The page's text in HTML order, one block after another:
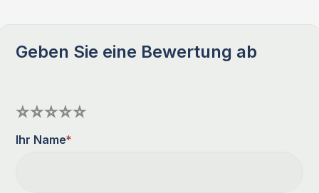
Geben Sie eine Bewertung ab
*
Ihr Name